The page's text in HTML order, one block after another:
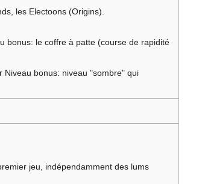
les Electoons (Origins).
bonus: le coffre à patte (course de rapidité
bonus: niveau "sombre" qui
jeu, indépendamment des lums